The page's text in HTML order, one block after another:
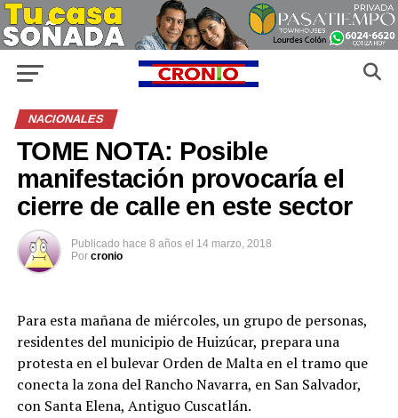
NACIONALES
TOME NOTA: Posible
manifestación provocaría el
cierre de calle en este sector
Publicado hace 8 años el 14 marzo, 2018
Por cronio
Para esta mañana de miércoles, un grupo de personas,
residentes del municipio de Huizúcar, prepara una
protesta en el bulevar Orden de Malta en el tramo que
conecta la zona del Rancho Navarra, en San Salvador,
con Santa Elena, Antiguo Cuscatlán.